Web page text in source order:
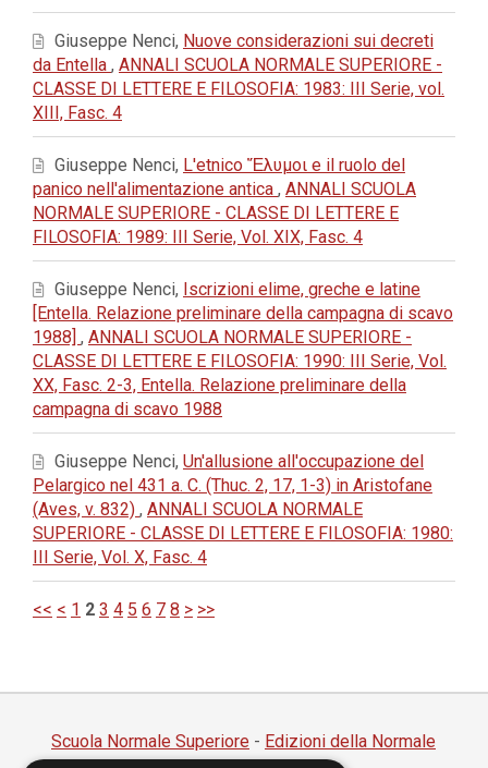
Giuseppe Nenci, Nuove considerazioni sui decreti
da Entella , ANNALI SCUOLA NORMALE SUPERIORE -
CLASSE DI LETTERE E FILOSOFIA: 1983: III Serie, vol.
XIII, Fasc. 4
Giuseppe Nenci, L'etnico Ἔλυμοι e il ruolo del
panico nell'alimentazione antica , ANNALI SCUOLA
NORMALE SUPERIORE - CLASSE DI LETTERE E
FILOSOFIA: 1989: III Serie, Vol. XIX, Fasc. 4
Giuseppe Nenci, Iscrizioni elime, greche e latine
[Entella. Relazione preliminare della campagna di scavo
1988] , ANNALI SCUOLA NORMALE SUPERIORE -
CLASSE DI LETTERE E FILOSOFIA: 1990: III Serie, Vol.
XX, Fasc. 2-3, Entella. Relazione preliminare della
campagna di scavo 1988
Giuseppe Nenci, Un'allusione all'occupazione del
Pelargico nel 431 a. C. (Thuc. 2, 17, 1-3) in Aristofane
(Aves, v. 832) , ANNALI SCUOLA NORMALE
SUPERIORE - CLASSE DI LETTERE E FILOSOFIA: 1980:
III Serie, Vol. X, Fasc. 4
<< < 1 2 3 4 5 6 7 8 > >>
Scuola Normale Superiore - Edizioni della Normale